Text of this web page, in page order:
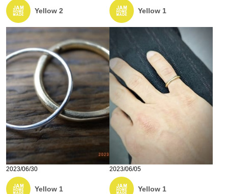
Yellow 2 Yellow 1
2023/06/30
Yellow 1
2023/06/05
Yellow 1